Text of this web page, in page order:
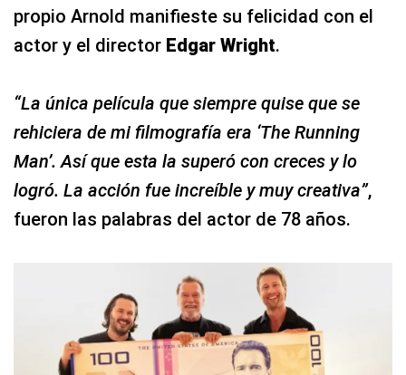
propio Arnold manifieste su felicidad con el
actor y el director Edgar Wright.
“La única película que siempre quise que se
rehiciera de mi filmografía era ‘The Running
Man’. Así que esta la superó con creces y lo
logró. La acción fue increíble y muy creativa”,
fueron las palabras del actor de 78 años.